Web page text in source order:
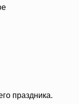
праздника.